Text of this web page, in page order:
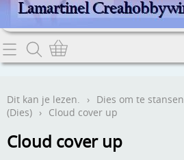
Home
Contact
Webwinkel
Dit kan je lezen. › Dies om te stansen
(Dies) › Cloud cover up
Cloud cover up